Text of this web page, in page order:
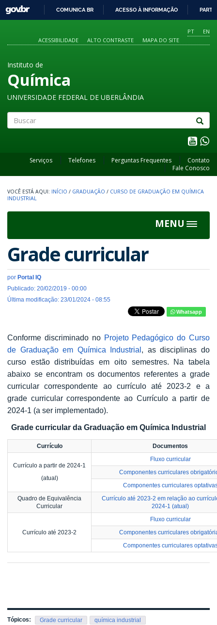
O
CONTEÚDO
GOVBR
COMUNICA BR ACESSO À INFORMAÇÃO
PT
EN
ACESSIBILIDADE
ALTO CONTRASTE MAPA DO SITE
Instituto de
Química
UNIVERSIDADE FEDERAL DE UBERLÂNDIA
Serviços Telefones Perguntas Frequentes
Contato
Fale Conosco
INÍCIO / GRADUAÇÃO / CURSO DE GRADUAÇÃO EM QUÍMICA
INDUSTRIAL
MENU
Toggle
Grade curricular
por Portal IQ
Publicado: 20/02/2019 - 00:00
Última modificação: 23/01/2024 - 08:55
Whatsapp
Conforme discriminado no Projeto Pedagógico do Curso
de Graduação em Química Industrial , as disciplinas do
curso estão distribuídas em oito semestres. Na tabela
abaixo se encontram os documentos referentes a grade
curricular correspondente ao currículo até 2023-2 e a
grade curricular correspondente ao Currículo a partir de
2024-1 (a ser implementado).
Grade curricular da Graduação em Química Industrial
Currículo Documentos
Currículo a partir de 2024-1
(atual)
Fluxo curricular
Componentes curriculares
Componentes curriculares
Quadro de Equivalência
Curricular
Currículo até 2023-2 em relação ao
2024-1 (atual)
Currículo até 2023-2
Fluxo curricular
Componentes curriculares
Componentes curriculares
Tópicos: Grade curricular química industrial